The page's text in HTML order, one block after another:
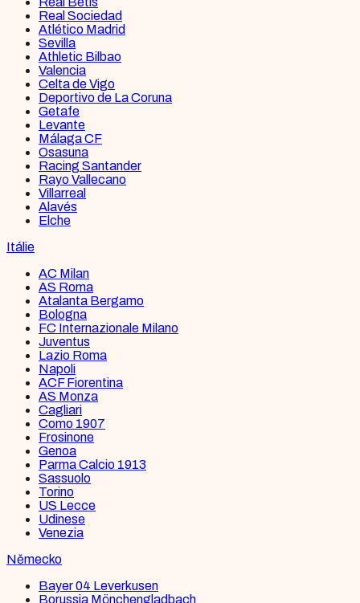
Real Sociedad
Atlético Madrid
Sevilla
Athletic Bilbao
Valencia
Celta de Vigo
Deportivo de La Coruna
Getafe
Levante
Málaga CF
Osasuna
Racing Santander
Rayo Vallecano
Villarreal
Alavés
Elche
Itálie
AC Milan
AS Roma
Atalanta Bergamo
Bologna
FC Internazionale Milano
Juventus
Lazio Roma
Napoli
ACF Fiorentina
AS Monza
Cagliari
Como 1907
Frosinone
Genoa
Parma Calcio 1913
Sassuolo
Torino
US Lecce
Udinese
Venezia
Německo
Bayer 04 Leverkusen
Borussia Mönchengladbach